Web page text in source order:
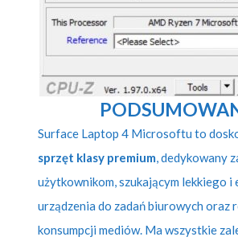
Surface Laptop 4 Microsoftu to
sprzęt klasy premium, dedykowany
użytkownikom, szukającym lekkiego i
urządzenia do zadań biurowych oraz
konsumpcji mediów. Ma wszystkie